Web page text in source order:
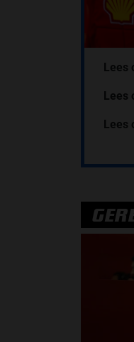
Lees
Lees
Lees